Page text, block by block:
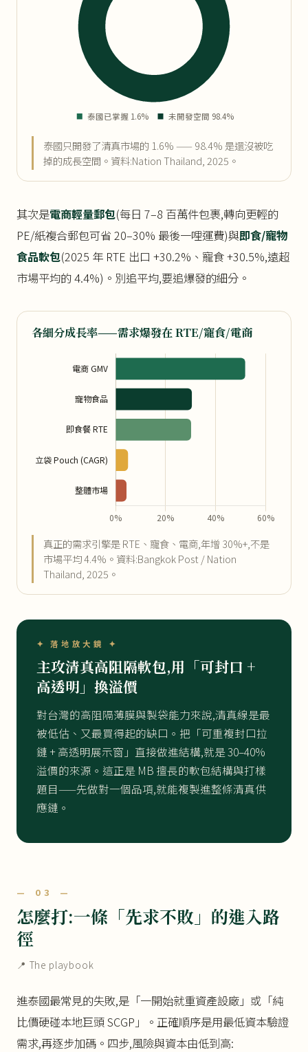
泰國只開發了清真市場的 1.6% —— 98.4% 是還沒被吃
掉的成長空間。資料:Nation Thailand, 2025。
其次是電商輕量郵包(每日 7–8 百萬件包裹,轉向更輕的
PE/紙複合郵包可省 20–30% 最後一哩運費)與即食/寵物
食品軟包(2025 年 RTE 出口 +30.2%、寵食 +30.5%,遠超
市場平均的 4.4%)。別追平均,要追爆發的細分。
各細分成長率——需求爆發在 RTE/寵食/電商
真正的需求引擎是 RTE、寵食、電商,年增 30%+,不是
市場平均 4.4%。資料:Bangkok Post / Nation
Thailand, 2025。
✦ 落地放大鏡 ✦
主攻清真高阻隔軟包,用「可封口 +
高透明」換溢價
對台灣的高阻隔薄膜與製袋能力來說,清真線是最
被低估、又最買得起的缺口。把「可重複封口拉
鏈 + 高透明展示窗」直接做進結構,就是 30–40%
溢價的來源。這正是 MB 擅長的軟包結構與打樣
題目——先做對一個品項,就能複製進整條清真供
應鏈。
— 03 —
怎麼打:一條「先求不敗」的進入路
徑
📍 The playbook
進泰國最常見的失敗,是「一開始就重資產設廠」或「純
比價硬碰本地巨頭 SCGP」。正確順序是用最低資本驗證
需求,再逐步加碼。四步,風險與資本由低到高: